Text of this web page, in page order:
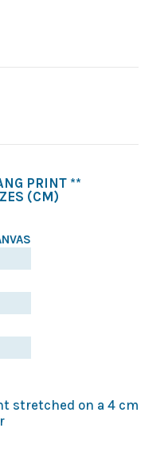
PRINT **
(CM)
stretched on a 4 cm